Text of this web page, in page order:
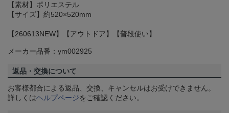
【素材】ポリエステル
【サイズ】約520×520mm
【260613NEW】【アウトドア】【普段使い】
メーカー品番：ym002925
返品・交換について
お客様都合による返品、交換、キャンセルはお受けできません。
詳しくはヘルプページをご確認ください。